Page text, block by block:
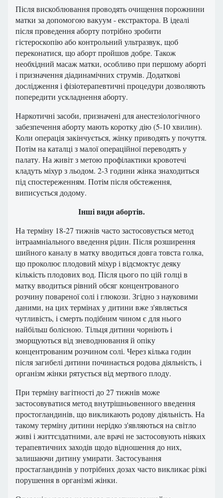
Після вискоблювання проводять очищення порожнини
матки за допомогою вакуум - екстрактора. В ідеалі
після проведення аборту потрібно зробити
гістероскопію або контрольний ультразвук, щоб
переконатися, що аборт пройшов добре. Також
необхідний масаж матки, особливо при першому аборті
і призначення діадинамічних струмів. Додаткові
дослідження і фізіотерапевтичні процедури дозволяють
попередити ускладнення аборту.
Наркотичні засоби, призначені для анестезіологічного
забезпечення аборту мають коротку дію (5-10 хвилин).
Коли операція закінчується, жінку приводять у почуття.
Потім на каталці з малої операційної переводять у
палату. На живіт з метою профілактики кровотечі
кладуть міхур з льодом. 2-3 години жінка знаходиться
під спостереженням. Потім після обстеження,
виписується додому.
Інші види абортів.
На терміну 18-27 тижнів часто застосовується метод
інтраамніального введення рідин. Після розширення
шийного каналу в матку вводиться довга товста голка,
що проколює плодовий міхур і відсмоктує деяку
кількість плодових вод. Після цього по цій голці в
матку вводиться рівний обсяг концентрованого
розчину повареної солі і глюкози. Згідно з науковими
даними, на цих термінах у дитини вже з'являється
чутливість, і смерть подібним чином є для нього
найбільш болісною. Тільця дитини чорніють і
зморщуються від зневоднювання й опіку
концентрованим розчином солі. Через кілька годин
після загибелі дитини починається родова діяльність, і
організм жінки рятується від мертвого плоду.
При терміну вагітності до 27 тижнів може
застосовуватися метод внутрішньовенного введення
простогландинів, що викликають родову діяльність. На
такому терміну дитини нерідко з'являються на світло
живі і життєздатними, але врачі не застосовують ніяких
терапевтичних заходів щодо відношення до них,
залишаючи дитину умирати. Застосування
простагландинів у потрібних дозах часто викликає різкі
порушення в організмі жінки.